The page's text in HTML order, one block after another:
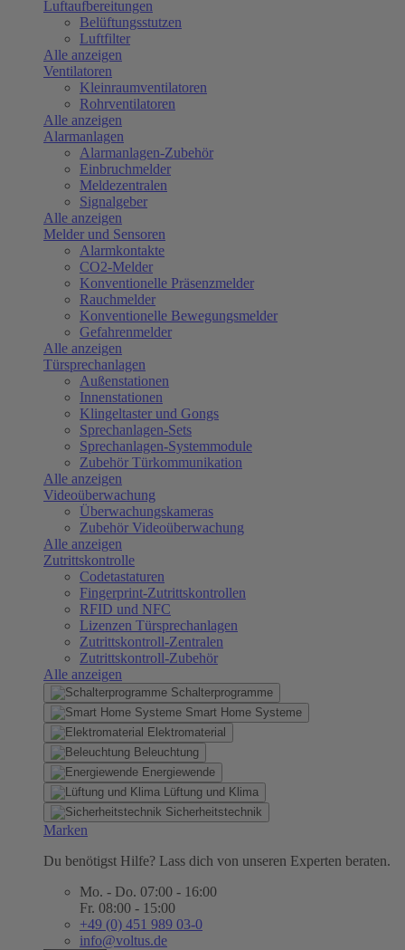
Luftaufbereitungen
Belüftungsstutzen
Luftfilter
Alle anzeigen
Ventilatoren
Kleinraumventilatoren
Rohrventilatoren
Alle anzeigen
Alarmanlagen
Alarmanlagen-Zubehör
Einbruchmelder
Meldezentralen
Signalgeber
Alle anzeigen
Melder und Sensoren
Alarmkontakte
CO2-Melder
Konventionelle Präsenzmelder
Rauchmelder
Konventionelle Bewegungsmelder
Gefahrenmelder
Alle anzeigen
Türsprechanlagen
Außenstationen
Innenstationen
Klingeltaster und Gongs
Sprechanlagen-Sets
Sprechanlagen-Systemmodule
Zubehör Türkommunikation
Alle anzeigen
Videoüberwachung
Überwachungskameras
Zubehör Videoüberwachung
Alle anzeigen
Zutrittskontrolle
Codetastaturen
Fingerprint-Zutrittskontrollen
RFID und NFC
Lizenzen Türsprechanlagen
Zutrittskontroll-Zentralen
Zutrittskontroll-Zubehör
Alle anzeigen
Schalterprogramme
Smart Home Systeme
Elektromaterial
Beleuchtung
Energiewende
Lüftung und Klima
Sicherheitstechnik
Marken
Du benötigst Hilfe? Lass dich von unseren Experten beraten.
Mo. - Do. 07:00 - 16:00
Fr. 08:00 - 15:00
+49 (0) 451 989 03-0
info@voltus.de